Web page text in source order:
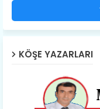
KÖŞE YAZARLARI